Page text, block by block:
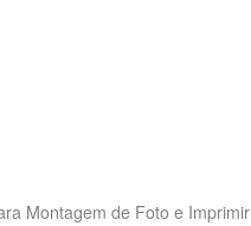
Montagem de Foto e Imprimir